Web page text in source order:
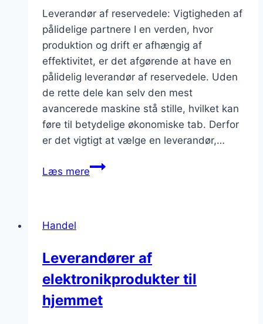
Leverandør af reservedele: Vigtigheden af
pålidelige partnere I en verden, hvor
produktion og drift er afhængig af
effektivitet, er det afgørende at have en
pålidelig leverandør af reservedele. Uden
de rette dele kan selv den mest
avancerede maskine stå stille, hvilket kan
føre til betydelige økonomiske tab. Derfor
er det vigtigt at vælge en leverandør,…
Læs mereLeverandør
kørende
uden
Handel
Leverandører af
elektronikprodukter til
hjemmet